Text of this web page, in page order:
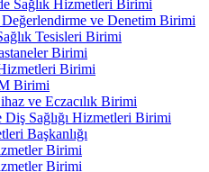
Sağlık Hizmetleri Birimi
ve Denetim Birimi
Tesisleri Birimi
Birimi
Birimi
Birimi
ve Eczacılık Birimi
Diş Sağlığı Hizmetleri Birimi
Başkanlığı
Birimi
Birimi